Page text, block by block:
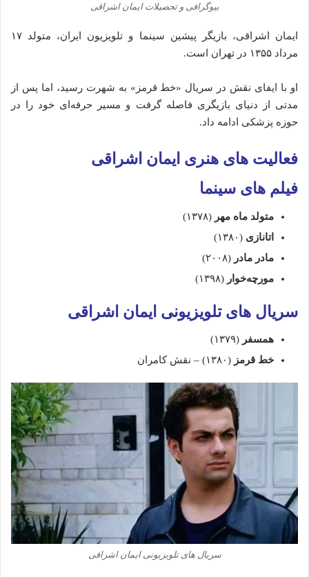
بیوگرافی و تحصیلات ایمان اشراقی
ایمان اشراقی، بازیگر پیشین سینما و تلویزیون ایران، متولد ۱۷
مرداد ۱۳۵۵ در تهران است.
او با ایفای نقش در سریال «خط قرمز» به شهرت رسید، اما پس از
مدتی از دنیای بازیگری فاصله گرفت و مسیر حرفه‌ای خود را در
حوزه پزشکی ادامه داد.
فعالیت‌ های هنری ایمان اشراقی
فیلم های سینما
متولد ماه مهر (۱۳۷۸)
اتانازی (۱۳۸۰)
مادر مادر (۲۰۰۸)
مورچه‌خوار (۱۳۹۸)
سریال های تلویزیونی ایمان اشراقی
همسفر (۱۳۷۹)
خط قرمز (۱۳۸۰) – نقشکامران
سریال های تلویزیونی ایمان اشراقی